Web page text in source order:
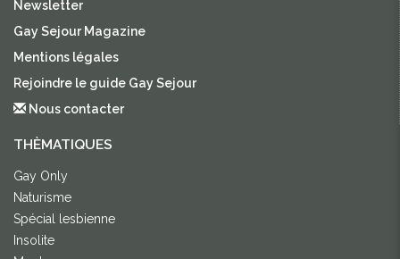
Newsletter
Gay Sejour Magazine
Mentions légales
Rejoindre le guide Gay Sejour
Nous contacter
THÈMATIQUES
Gay Only
Naturisme
Spécial lesbienne
Insolite